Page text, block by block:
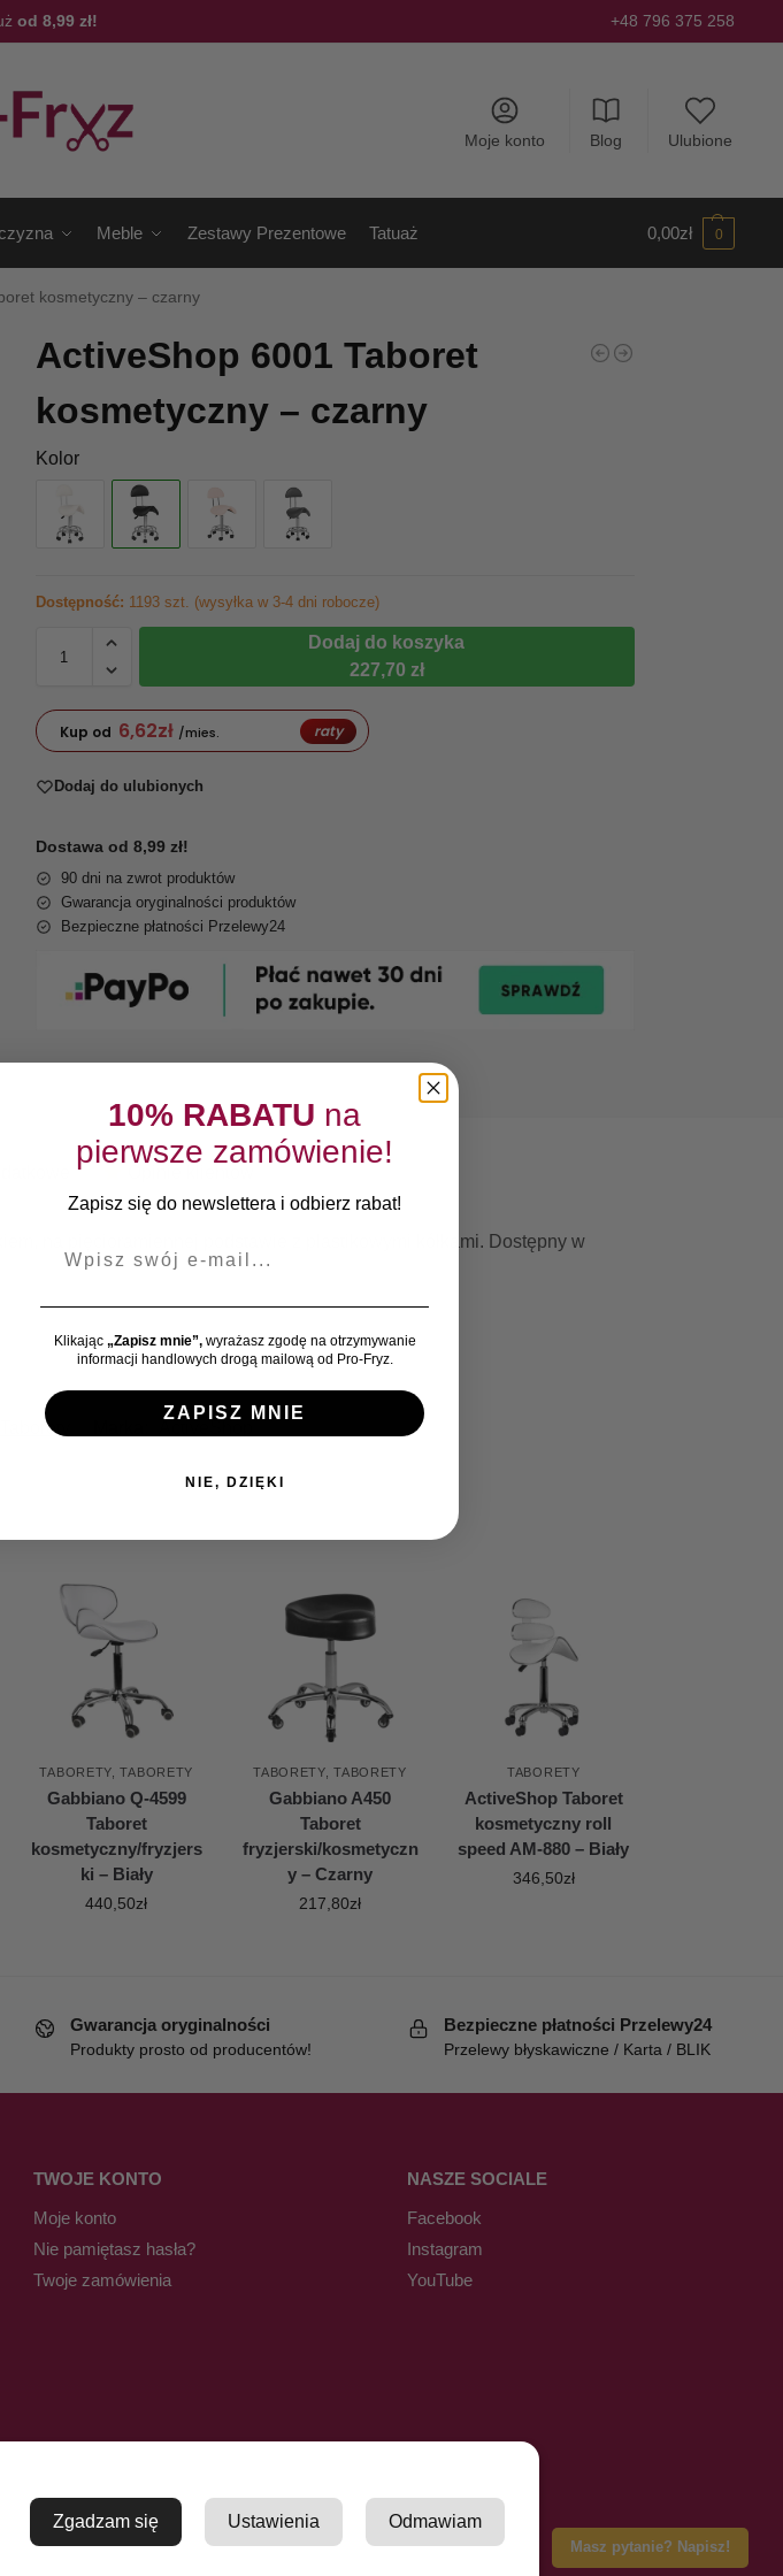
od 8,99 zł! +48 796 375 258
Moje konto Blog Ulubione
Meble Zestawy Prezentowe Tatuaż 0,00zł 0
kosmetyczny – czarny
ActiveShop 6001 Taboret
kosmetyczny – czarny
Kolor
Dostępność: 1193 szt. (wysyłka w 3-4 dni robocze)
Dodaj do koszyka
227,70 zł
Kup od 6,62zł /mies. raty
Dodaj do ulubionych
Dostawa od 8,99 zł!
90 dni na zwrot produktów
Gwarancja oryginalności produktów
Bezpieczne płatności Przelewy24
Masz pytanie? Napisz!
na pięcioramiennej podstawie z plastikowymi kółkami. Dostępny w
Taborety
TABORETY ,TABORETY
Gabbiano Q-4599
Taboret
kosmetyczny/fryzjers
ki – Biały
440,50zł
TABORETY,TABORETY
Gabbiano A450
Taboret
fryzjerski/kosmetyczn
y – Czarny
217,80zł
TABORETY
ActiveShop Taboret
kosmetyczny roll
speed AM-880 – Biały
346,50zł
Gwarancja oryginalności
Produkty prosto od producentów!
Bezpieczne płatności Przelewy24
Przelewy błyskawiczne / Karta / BLIK
TWOJE KONTO
Moje konto
Nie pamiętasz hasła?
Twoje zamówienia
NASZE SOCIALE
Facebook
Instagram
YouTube
2021-2026
Zgadzam się Ustawienia Odmawiam
10% RABATU na
pierwsze zamówienie!
Zapisz się do newslettera i odbierz rabat!
Klikając „Zapisz mnie”,wyrażasz zgodę na otrzymywanie
informacji handlowych drogą mailową od Pro-Fryz.
ZAPISZ MNIE
NIE, DZIĘKI